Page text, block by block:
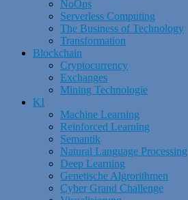
NoOps
Serverless Computing
The Business of Technology
Transformation
Blockchain
Cryptocurrency
Exchanges
Mining Technologie
KI
Machine Learning
Reinforced Learning
Semantik
Natural Language Processing
Deep Learning
Genetische Algrorithmen
Cyber Grand Challenge